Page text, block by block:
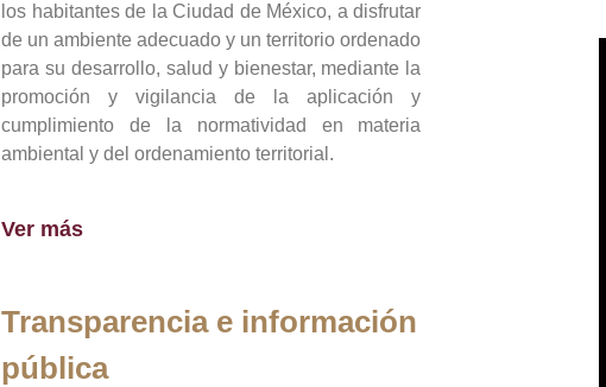
los habitantes de la Ciudad de México, a disfrutar
de un ambiente adecuado y un territorio ordenado
para su desarrollo, salud y bienestar, mediante la
promoción y vigilancia de la aplicación y
cumplimiento de la normatividad en materia
ambiental y del ordenamiento territorial.
Ver más
Transparencia e información
pública